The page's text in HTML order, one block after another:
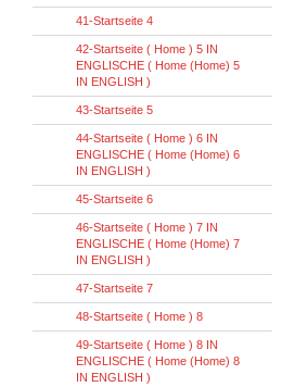
41-Startseite 4
42-Startseite ( Home ) 5 IN
ENGLISCHE ( Home (Home) 5
IN ENGLISH )
43-Startseite 5
44-Startseite ( Home ) 6 IN
ENGLISCHE ( Home (Home) 6
IN ENGLISH )
45-Startseite 6
46-Startseite ( Home ) 7 IN
ENGLISCHE ( Home (Home) 7
IN ENGLISH )
47-Startseite 7
48-Startseite ( Home ) 8
49-Startseite ( Home ) 8 IN
ENGLISCHE ( Home (Home) 8
IN ENGLISH )